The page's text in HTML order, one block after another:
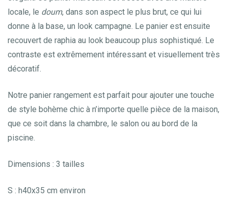
locale, le doum, dans son aspect le plus brut, ce qui lui
donne à la base, un look campagne. Le panier est ensuite
recouvert de raphia au look beaucoup plus sophistiqué. Le
contraste est extrêmement intéressant et visuellement très
décoratif.
Notre panier rangement est parfait pour ajouter une touche
de style bohème chic à n’importe quelle pièce de la maison,
que ce soit dans la chambre, le salon ou au bord de la
piscine.
Dimensions : 3 tailles
S : h40x35 cm environ